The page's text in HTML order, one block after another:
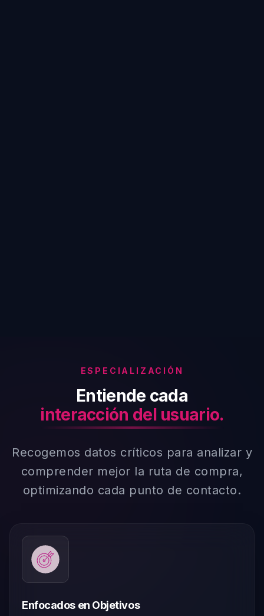
ESPECIALIZACIÓN
Entiende cada
interacción del usuario.
Recogemos datos críticos para analizar y
comprender mejor la ruta de compra,
optimizando cada punto de contacto.
Enfocados en Objetivos